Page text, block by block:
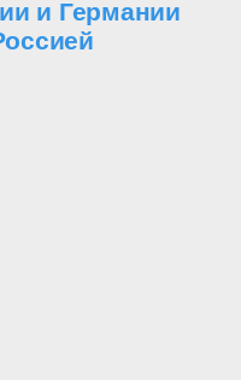
и Германии